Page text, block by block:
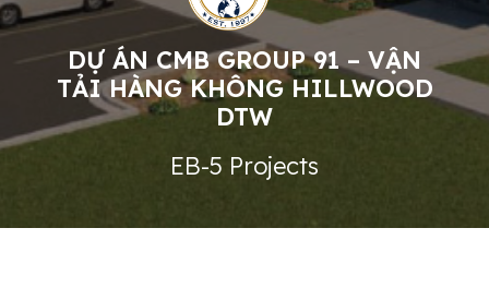
DỰ ÁN CMB GROUP 91 – VẬN
TẢI HÀNG KHÔNG HILLWOOD
DTW
EB-5 Projects